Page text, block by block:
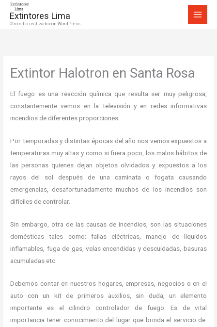
Extintores Lima
Otro sitio realizado con WordPress
Extintor Halotron en Santa Rosa
El fuego es una reacción química que resulta ser muy peligrosa,
constantemente vemos en la televisión y en redes informativas
incendios de diferentes proporciones.
Por temporadas y distintas épocas del año nos vemos expuestos a
temperaturas muy altas y como si fuera poco, los malos hábitos de
las personas quienes dejan objetos olvidados y expuestos a los
rayos del sol después de una caminata o fogata causando
emergencias, desafortunadamente muchos de los incendios son
difíciles de controlar.
Sin embargo, otra de las causas de incendios, son las situaciones
domésticas tales como: fallas eléctricas, manejo de líquidos
inflamables, fuga de gas, velas encendidas y descuidadas, basuras
acumuladas etc.
Debemos contar en nuestros hogares, empresas, negocios o en el
auto con un kit de primeros auxilios, sin duda, un elemento
importante es el cilindro controlador de fuego. Es de vital
importancia tener conocimiento del lugar que brinda el servicio de